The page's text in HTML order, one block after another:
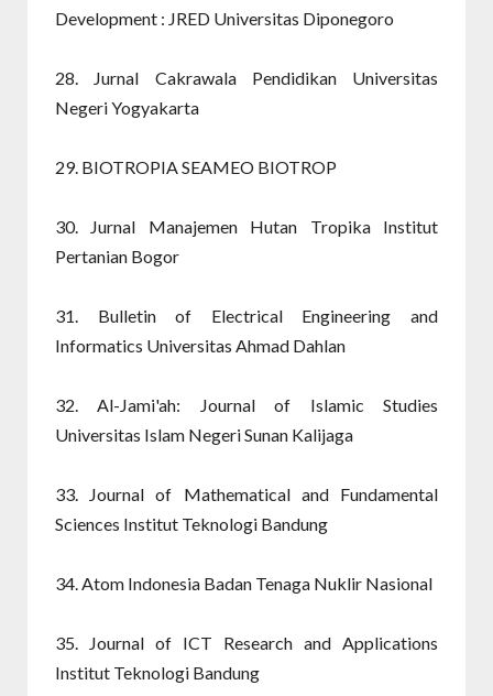
Development : JRED Universitas Diponegoro
28. Jurnal Cakrawala Pendidikan Universitas
Negeri Yogyakarta
29. BIOTROPIA SEAMEO BIOTROP
30. Jurnal Manajemen Hutan Tropika Institut
Pertanian Bogor
31. Bulletin of Electrical Engineering and
Informatics Universitas Ahmad Dahlan
32. Al-Jami'ah: Journal of Islamic Studies
Universitas Islam Negeri Sunan Kalijaga
33. Journal of Mathematical and Fundamental
Sciences Institut Teknologi Bandung
34. Atom Indonesia Badan Tenaga Nuklir Nasional
35. Journal of ICT Research and Applications
Institut Teknologi Bandung